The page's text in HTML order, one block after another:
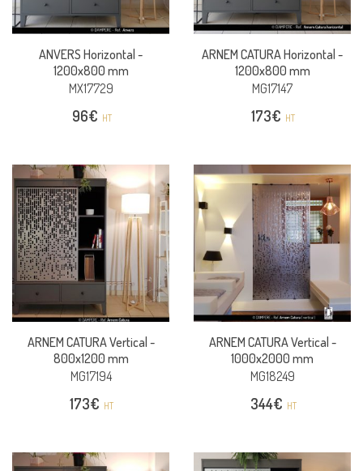
ANVERS Horizontal -
1200x800 mm
MX17729
96€ HT
ARNEM CATURA Horizontal -
1200x800 mm
MG17147
173€ HT
ARNEM CATURA Vertical -
800x1200 mm
MG17194
173€ HT
ARNEM CATURA Vertical -
1000x2000 mm
MG18249
344€ HT